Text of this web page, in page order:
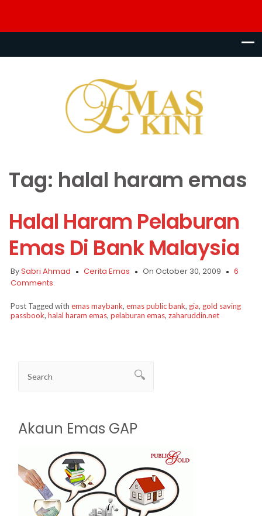
Tag: halal haram emas
Halal Haram Pelaburan
Emas Di Bank Malaysia
BySabri Ahmad Cerita Emas On October 30, 2009
6
Comments.
Post Tagged with emas maybank, emas public bank, gia, gold saving
passbook, halal haram emas, pelaburan emas, zaharuddin.net
Akaun Emas GAP